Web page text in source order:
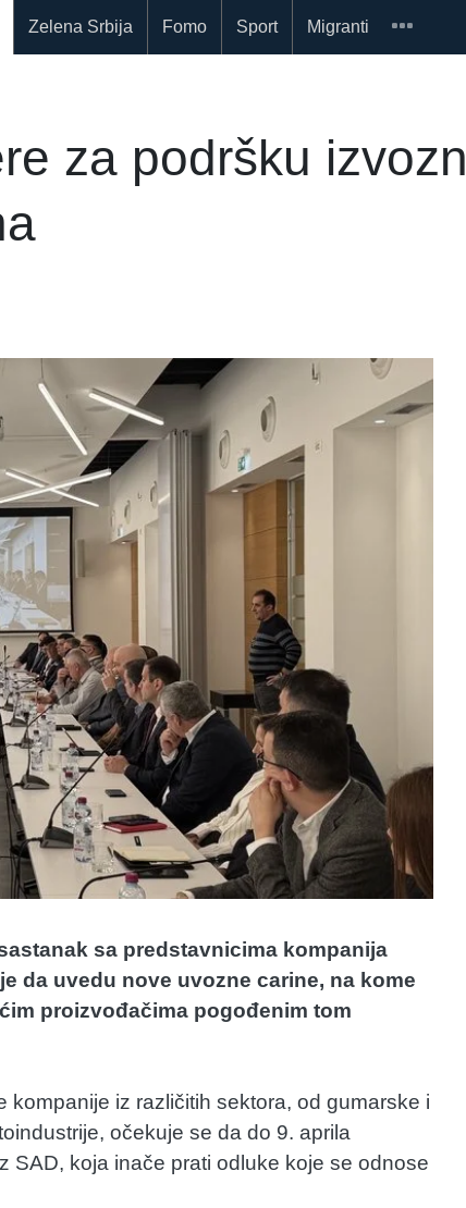
Zelena Srbija Fomo Sport Migranti
za podršku
sa predstavnicima kompanija
da uvedu nove uvozne carine, na kome
proizvođačima pogođenim tom
iz različitih sektora, od gumarske i
očekuje se da do 9. aprila
SAD, koja inače prati odluke koje se odnose